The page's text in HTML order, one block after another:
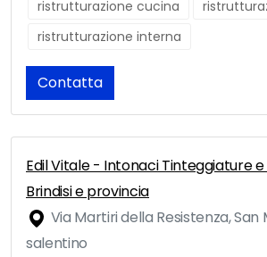
ristrutturazione cucina
ristrutturazione interna
Contatta
Edil Vitale - Intonaci Tinteggiature
Brindisi e provincia
Via Martiri della Resistenza, San
salentino